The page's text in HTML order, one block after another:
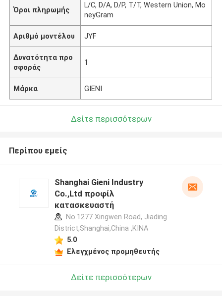
Όροι πληρωμής
L/C, D/A, D/P, T/T, Western Union, Mo
neyGram
Αριθμό μοντέλου JYF
Δυνατότητα προ
σφοράς
1
Μάρκα GIENI
Δείτε περισσότερων
Περίπου εμείς
Shanghai Gieni Industry
Co.,Ltd προφίλ
κατασκευαστή
No.1277 Xingwen Road, Jiading
District,Shanghai,China ,ΚΙΝΑ
5.0
Ελεγχμένος προμηθευτής
Δείτε περισσότερων